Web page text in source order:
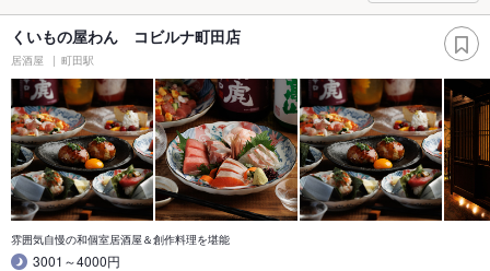
くいもの屋わん コビルナ町田店
居酒屋 町田駅
雰囲気自慢の和個室居酒屋＆創作料理を堪能
3001～4000円